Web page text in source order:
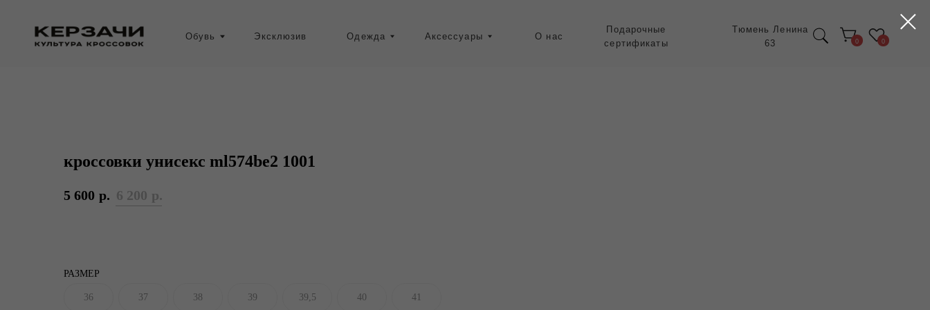
Эксклюзив
Обувь Аксессуары
сертификаты
Тюмень Ленина
кроссовки унисекс ml574be2 1001
5 600 р. 6 200 р.
РАЗМЕР
36 37 38 39 39,5 40 41